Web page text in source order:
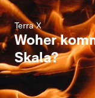
Terra X
Woher
Skala?